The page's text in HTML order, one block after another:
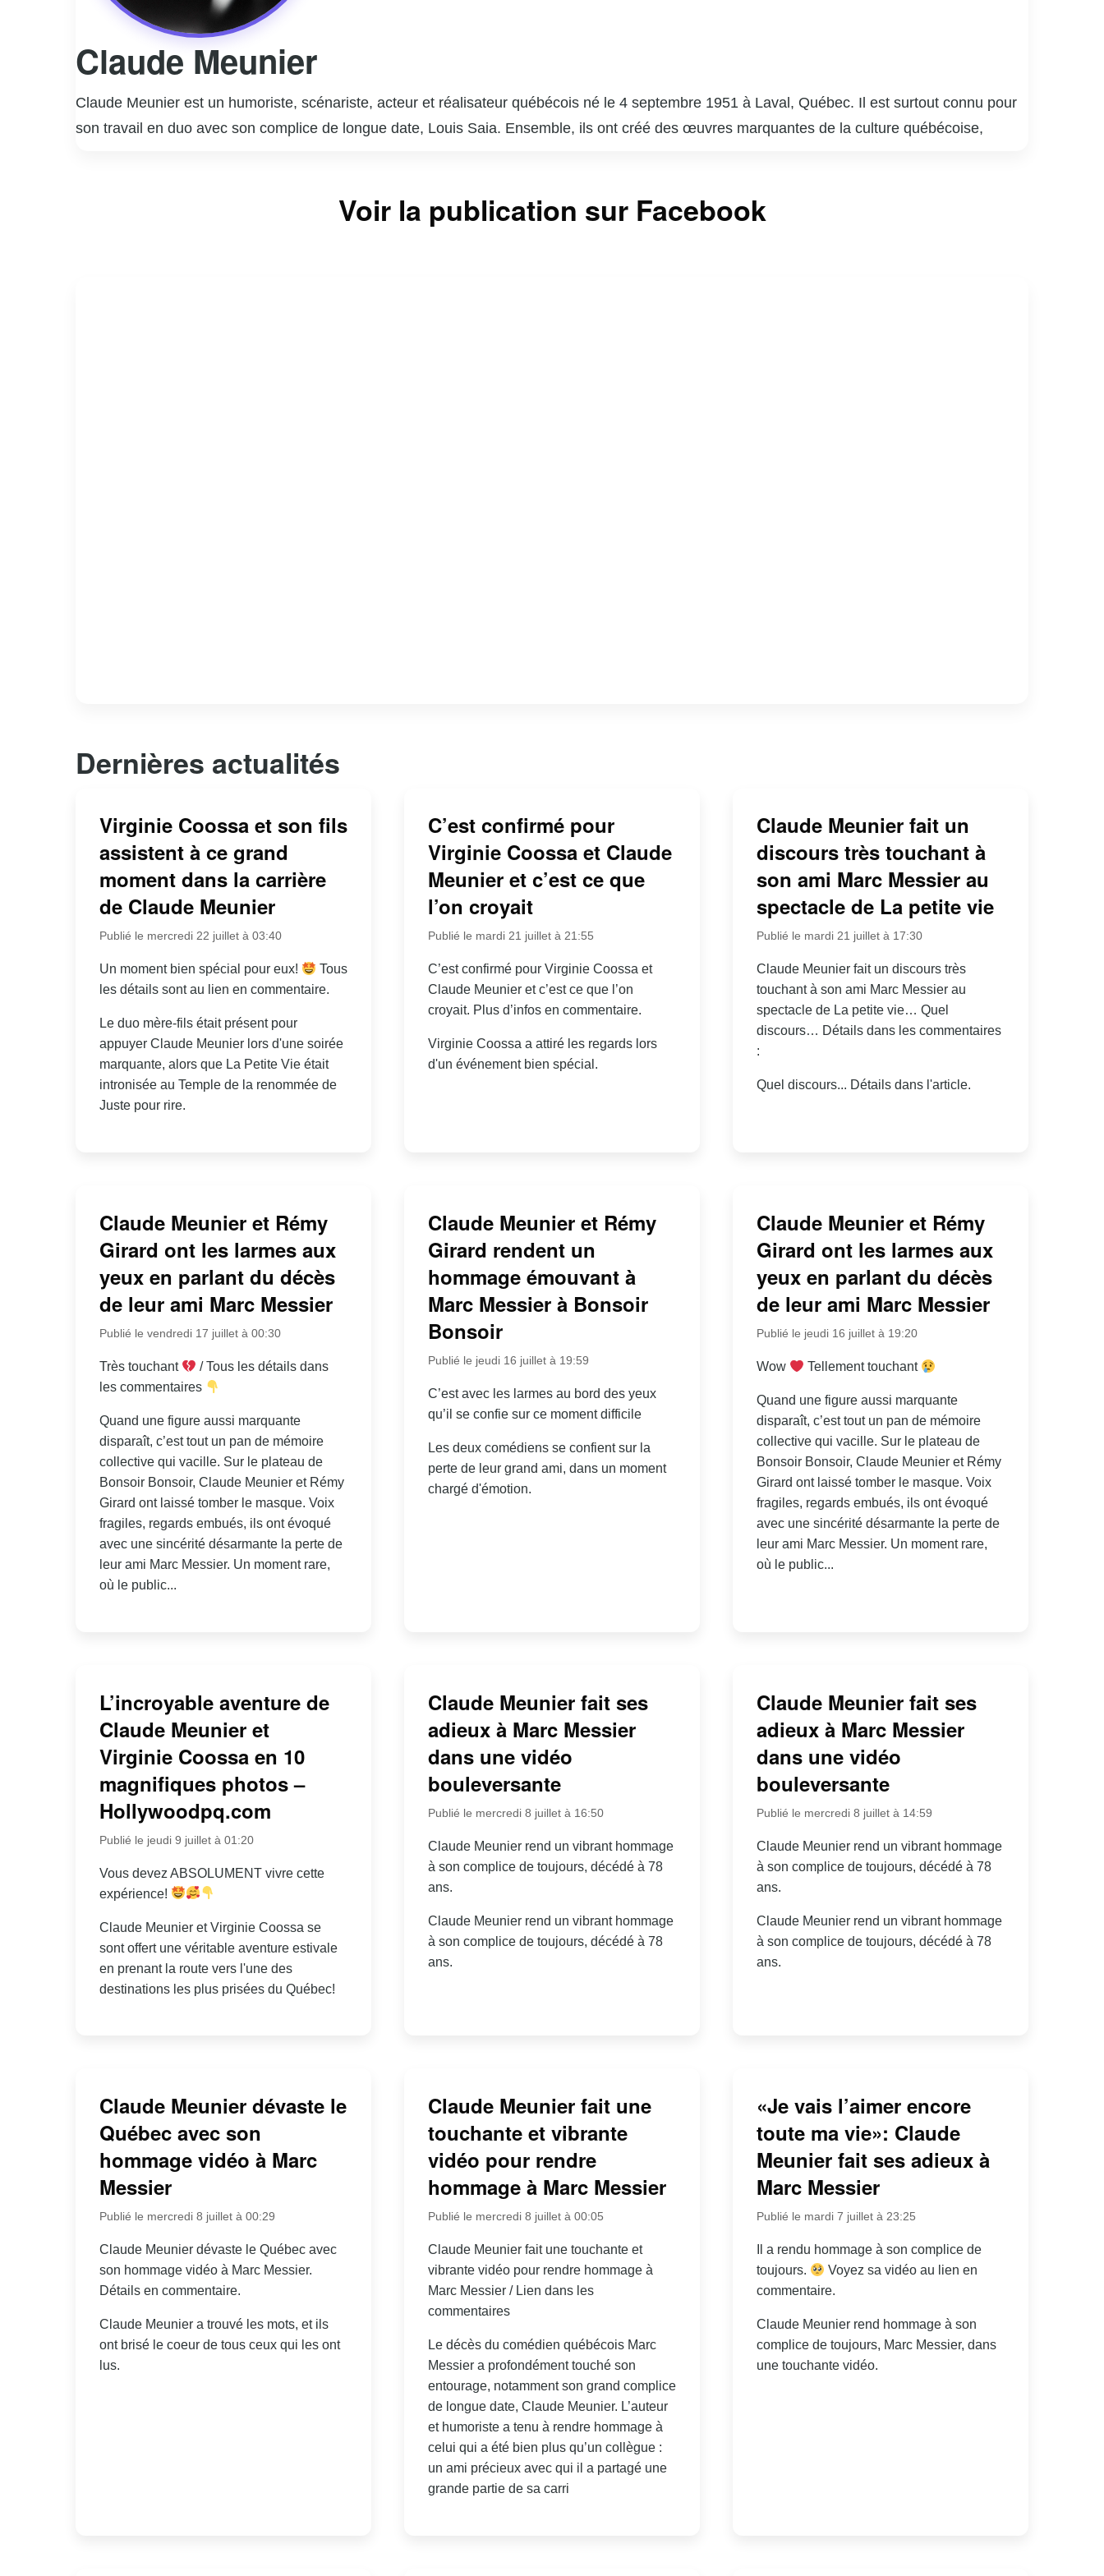
Claude Meunier
Claude Meunier est un humoriste, scénariste, acteur et réalisateur québécois né le 4 septembre 1951 à Laval, Québec. Il est surtout connu pour
son travail en duo avec son complice de longue date, Louis Saia. Ensemble, ils ont créé des œuvres marquantes de la culture québécoise,
plus longue série de représentations au Canada. En plus de son travail à la télévision et au théâtre, Claude Meunier a réalisé des films et écrit
des scénarios qui ont contribué à enrichir le paysage culturel du Québec. Son style unique, mêlant humour absurde et satire sociale, lui a valu de
Voir la publication sur Facebook
Dernières actualités
Virginie Coossa et son fils
assistent à ce grand
moment dans la carrière
de Claude Meunier
Publié le mercredi 22 juillet à 03:40
Un moment bien spécial pour eux!
Tous
les détails sont au lien en commentaire.
Le duo mère-fils était présent pour
appuyer Claude Meunier lors d'une soirée
marquante, alors que La Petite Vie était
intronisée au Temple de la renommée de
Juste pour rire.
C’est confirmé pour
Virginie Coossa et Claude
Meunier et c’est ce que
l’on croyait
Publié le mardi 21 juillet à 21:55
C’est confirmé pour Virginie Coossa et
Claude Meunier et c’est ce que l’on
croyait. Plus d’infos en commentaire.
Virginie Coossa a attiré les regards lors
d'un événement bien spécial.
Claude Meunier fait un
discours très touchant à
son ami Marc Messier au
spectacle de La petite vie
Publié le mardi 21 juillet à 17:30
Claude Meunier fait un discours très
touchant à son ami Marc Messier au
spectacle de La petite vie… Quel
discours… Détails dans les commentaires
:
Quel discours... Détails dans l'article.
Claude Meunier et Rémy
Girard ont les larmes aux
yeux en parlant du décès
de leur ami Marc Messier
Publié le vendredi 17 juillet à 00:30
Très touchant
/ Tous les détails dans
les commentaires
Quand une figure aussi marquante
disparaît, c’est tout un pan de mémoire
collective qui vacille. Sur le plateau de
Bonsoir Bonsoir, Claude Meunier et Rémy
Girard ont laissé tomber le masque. Voix
fragiles, regards embués, ils ont évoqué
avec une sincérité désarmante la perte de
leur ami Marc Messier. Un moment rare,
où le public...
Claude Meunier et Rémy
Girard rendent un
hommage émouvant à
Marc Messier à Bonsoir
Bonsoir
Publié le jeudi 16 juillet à 19:59
C’est avec les larmes au bord des yeux
qu’il se confie sur ce moment difficile
Les deux comédiens se confient sur la
perte de leur grand ami, dans un moment
chargé d'émotion.
Claude Meunier et Rémy
Girard ont les larmes aux
yeux en parlant du décès
de leur ami Marc Messier
Publié le jeudi 16 juillet à 19:20
Wow Tellement touchant
Quand une figure aussi marquante
disparaît, c’est tout un pan de mémoire
collective qui vacille. Sur le plateau de
Bonsoir Bonsoir, Claude Meunier et Rémy
Girard ont laissé tomber le masque. Voix
fragiles, regards embués, ils ont évoqué
avec une sincérité désarmante la perte de
leur ami Marc Messier. Un moment rare,
où le public...
L’incroyable aventure de
Claude Meunier et
Virginie Coossa en 10
magnifiques photos –
Hollywoodpq.com
Publié le jeudi 9 juillet à 01:20
Vous devez ABSOLUMENT vivre cette
expérience!
Claude Meunier et Virginie Coossa se
sont offert une véritable aventure estivale
en prenant la route vers l'une des
destinations les plus prisées du Québec!
Claude Meunier fait ses
adieux à Marc Messier
dans une vidéo
bouleversante
Publié le mercredi 8 juillet à 16:50
Claude Meunier rend un vibrant hommage
à son complice de toujours, décédé à 78
ans.
Claude Meunier rend un vibrant hommage
à son complice de toujours, décédé à 78
ans.
Claude Meunier fait ses
adieux à Marc Messier
dans une vidéo
bouleversante
Publié le mercredi 8 juillet à 14:59
Claude Meunier rend un vibrant hommage
à son complice de toujours, décédé à 78
ans.
Claude Meunier rend un vibrant hommage
à son complice de toujours, décédé à 78
ans.
Claude Meunier dévaste le
Québec avec son
hommage vidéo à Marc
Messier
Publié le mercredi 8 juillet à 00:29
Claude Meunier dévaste le Québec avec
son hommage vidéo à Marc Messier.
Détails en commentaire.
Claude Meunier a trouvé les mots, et ils
ont brisé le coeur de tous ceux qui les ont
lus.
Claude Meunier fait une
touchante et vibrante
vidéo pour rendre
hommage à Marc Messier
Publié le mercredi 8 juillet à 00:05
Claude Meunier fait une touchante et
vibrante vidéo pour rendre hommage à
Marc Messier / Lien dans les
commentaires
Le décès du comédien québécois Marc
Messier a profondément touché son
entourage, notamment son grand complice
de longue date, Claude Meunier. L’auteur
et humoriste a tenu à rendre hommage à
celui qui a été bien plus qu’un collègue :
un ami précieux avec qui il a partagé une
grande partie de sa carri
«Je vais l’aimer encore
toute ma vie»: Claude
Meunier fait ses adieux à
Marc Messier
Publié le mardi 7 juillet à 23:25
Il a rendu hommage à son complice de
toujours.
Voyez sa vidéo au lien en
commentaire.
Claude Meunier rend hommage à son
complice de toujours, Marc Messier, dans
une touchante vidéo.